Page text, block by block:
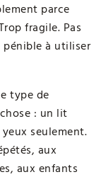
parce
fragile. Pas
à utiliser
type de
: un lit
seulement.
aux
aux enfants